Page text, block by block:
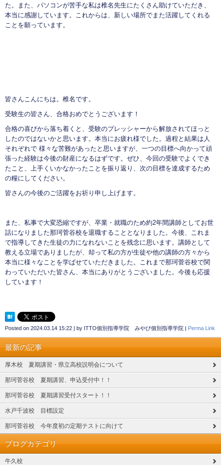
た。また、パソコンが苦手な私は椎名先生にたくさん助けていただき、
本当に感謝しています。これからは、新しい場所でまた活躍してくれる
ことを願っています。
皆さんこんにちは。椎名です。
受験生の皆さん、合格おめでとうございます！
合格の喜びから落ち着くと、受験のプレッシャーから解放されてほっと
したのではないかと思います。本当にお疲れ様でした。過程と結果は人
それぞれで 様々な苦難があったと思いますが、一つの目標へ向かって頑
張った経験は今後の財産になるはずです。ぜひ、今回の受験でよくでき
たこと、上手くいかなかったことを振り返り、次の目標を達成するため
の糧にしてください。
皆さんの今後のご活躍をお祈り申し上げます。
また、私事で大変恐縮ですが、卒業・就職のため約2年間講師としてお世
話になりました那珂菅谷校を退職することとなりました。今後、これま
で指導してきた生徒の力になれないことを残念に思います。講師として
教える立場でありましたが、却って私の方が生徒や他の講師の方々から
本当に様々なことを学ばせていただきました。これまで那珂菅谷校で関
わっていただいた皆さん、本当にありがとうございました。今後も応援
しています！
Posted on 2024.03.14 15:22 | by ITTO個別指導学院 みやび個別指導学院 | Perma Link
最新の記事
厚木校 夏期講習・県立高校説明会について
那珂菅谷校 夏期講習、申込受付中！！
那珂菅谷校 夏期講習受付スタート！！
水戸千波校 目標設定
那珂菅谷校 今年度初の定期テストに向けて
ブログカテゴリ
牛久校